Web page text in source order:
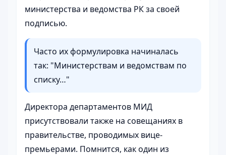
министерства и ведомства РК за своей
подписью.
Часто их формулировка начиналась
так: "Министерствам и ведомствам по
списку…"
Директора департаментов МИД
присутствовали также на совещаниях в
правительстве, проводимых вице-
премьерами. Помнится, как один из